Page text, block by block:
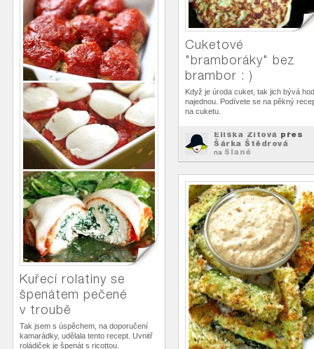
Kuřecí rolatiny se
špenátem pečené
v troubě
Tak jsem s úspěchem, na doporučení
kamarádky, udělala tento recept. Uvnitř
roládiček je špenát s ricottou.
Cuketové
"bramboráky" bez
brambor : )
Když je úroda cuket, tak jich bývá
najednou. Podívete se na pěkný
na cuketu.
Eliška Zitová přes
Šárka Štědrová
na Slané